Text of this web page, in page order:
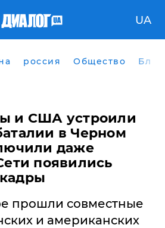
UA
россия Общество
и США устроили
в Черном
даже
появились
прошли совместные
и американских